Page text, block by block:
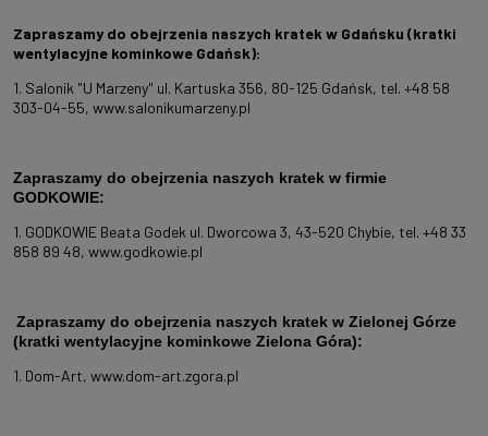
Zapraszamy do obejrzenia naszych kratek w Gdańsku (kratki
wentylacyjne kominkowe Gdańsk):
1. Salonik "U Marzeny" ul. Kartuska 356, 80-125 Gdańsk, tel. +48 58
303-04-55, www.salonikumarzeny.pl
Zapraszamy do obejrzenia naszych kratek w firmie
GODKOWIE:
1. GODKOWIE Beata Godek ul. Dworcowa 3, 43-520 Chybie, tel. +48 33
858 89 48, www.godkowie.pl
Zapraszamy do obejrzenia naszych kratek w Zielonej Górze
(kratki wentylacyjne kominkowe Zielona Góra):
1. Dom-Art, www.dom-art.zgora.pl